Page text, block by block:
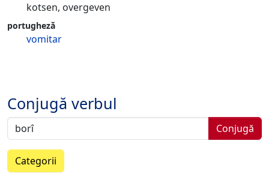
kotsen, overgeven
portugheză
vomitar
Conjugă verbul
Conjugă
Categorii